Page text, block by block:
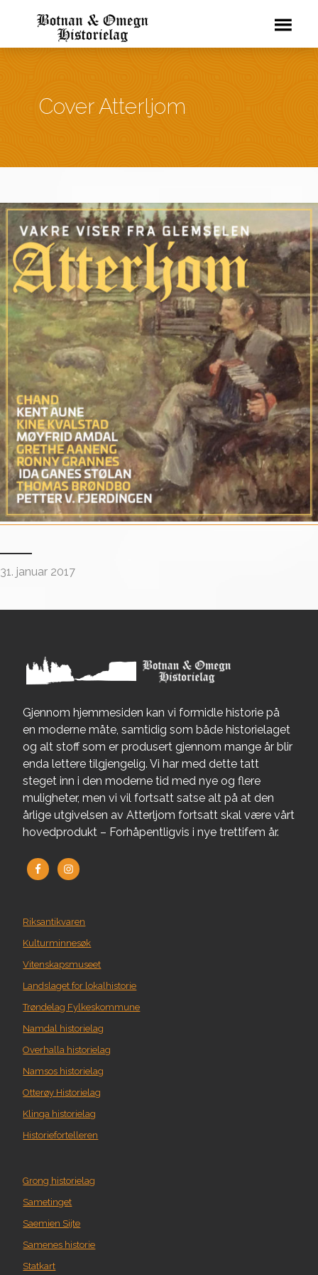
Cover Atterljom
31. januar 2017
Gjennom hjemmesiden kan vi formidle historie på
en moderne måte, samtidig som både historielaget
og alt stoff som er produsert gjennom mange år blir
enda lettere tilgjengelig. Vi har med dette tatt
steget inn i den moderne tid med nye og flere
muligheter, men vi vil fortsatt satse alt på at den
årlige utgivelsen av Atterljom fortsatt skal være vårt
hovedprodukt – Forhåpentligvis i nye trettifem år.
Riksantikvaren
Kulturminnesøk
Vitenskapsmuseet
Landslaget for lokalhistorie
Trøndelag Fylkeskommune
Namdal historielag
Overhalla historielag
Namsos historielag
Otterøy Historielag
Klinga historielag
Historiefortelleren
Grong historielag
Sametinget
Saemien Sijte
Samenes historie
Statkart